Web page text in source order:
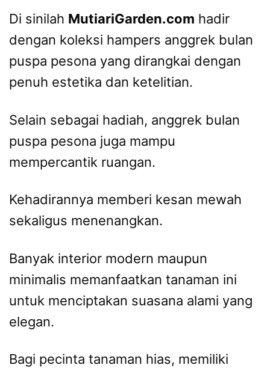
Di sinilah MutiariGarden.com hadir
dengan koleksi hampers anggrek bulan
puspa pesona yang dirangkai dengan
penuh estetika dan ketelitian.
Selain sebagai hadiah, anggrek bulan
puspa pesona juga mampu
mempercantik ruangan.
Kehadirannya memberi kesan mewah
sekaligus menenangkan.
Banyak interior modern maupun
minimalis memanfaatkan tanaman ini
untuk menciptakan suasana alami yang
elegan.
Bagi pecinta tanaman hias, memiliki